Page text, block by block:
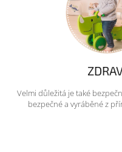
Velmi důležitá je také
bezpečné a vyráběné z